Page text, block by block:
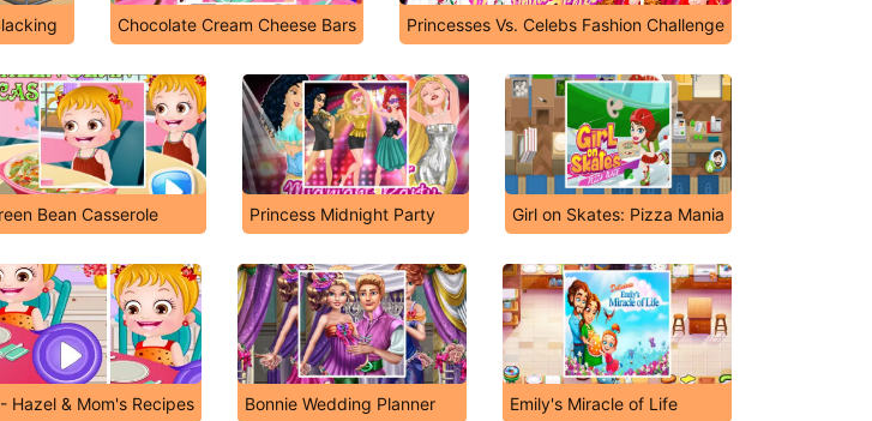
Chocolate Cream Cheese Bars Princesses Vs. Celebs Fashion Challenge
Bean Casserole Princess Midnight Party Girl on Skates: Pizza Mania
Hazel & Mom's Recipes Bonnie Wedding Planner Emily's Miracle of Life